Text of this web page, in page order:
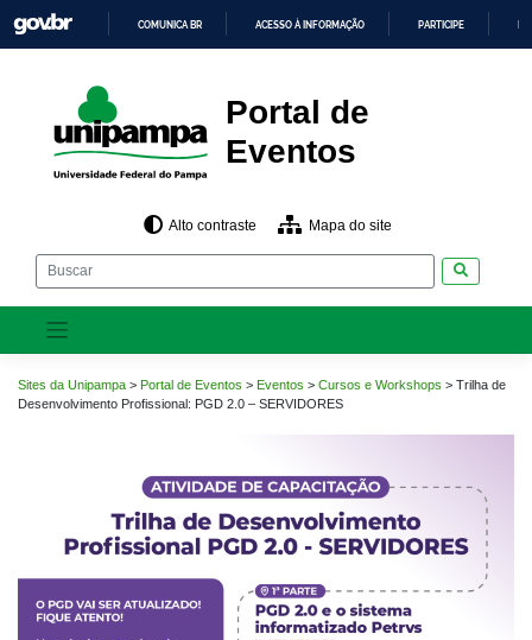
para
o
CONTEÚDO
COMUNICA BR ACESSO À INFORMAÇÃO PARTICIPE
Portal de
Eventos
Alto contraste Mapa do site
Sites da Unipampa > Portal de Eventos > Eventos > Cursos e Workshops > Trilha de
Desenvolvimento Profissional: PGD 2.0 – SERVIDORES